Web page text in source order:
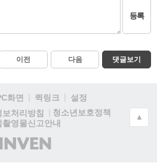
등록
이전 다음 댓글보기
화면 퀵링크
설정
보처리방침
청소년보호정책
촬영물신고안내
(주)
인
▲